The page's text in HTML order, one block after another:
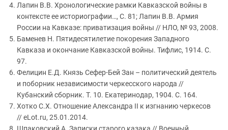
Лапин В.В. Хронологические рамки Кавказской войны в
контексте ее историографии…, С. 81; Лапин В.В. Армия
России на Кавказе: приватизация войны // НЛО, № 93, 2008.
Баменев Н. Пятидесятилетие покорения Западного
Кавказа и окончание Кавказской войны. Тифлис, 1914. С.
97.
Фелицин Е.Д. Князь Сефер-Бей Зан – политический деятель
и поборник независимости черкесского народа //
Кубанский сборник. Т. 10. Екатеринодар, 1904. С. 164.
Хотко С.Х. Отношение Александра II к изгнанию черкесов
// eLot.ru, 25.01.2014.